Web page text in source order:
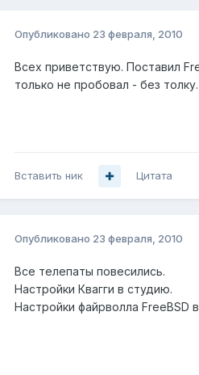
Опубликовано 23 февраля, 2010
Всех приветствую. Поставил
только не пробовал - без
Вставить ник Цитата
Опубликовано 23 февраля, 2010
Все телепаты повесились.
Настройки Квагги в студию.
Настройки файрволла FreeBSD